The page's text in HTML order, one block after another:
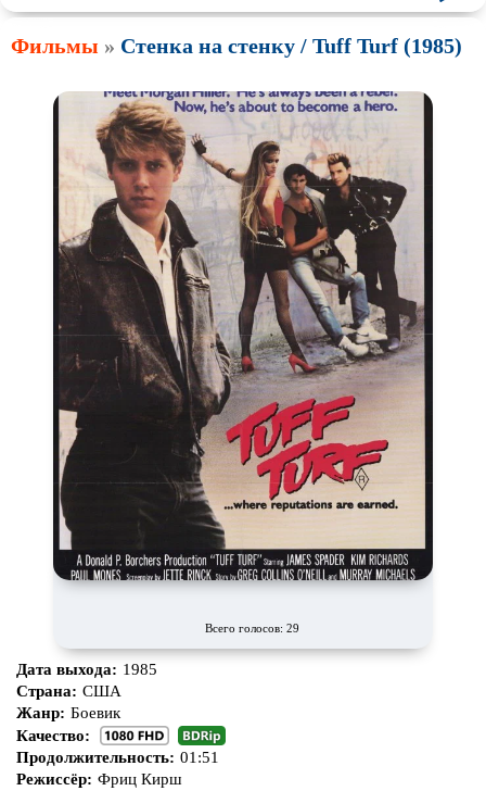
Фильмы » Стенка на стенку / Tuff Turf (1985)
Всего голосов: 29
Дата выхода: 1985
Страна: США
Жанр: Боевик
Качество:
Продолжительность: 01:51
Режиссёр: Фриц Кирш